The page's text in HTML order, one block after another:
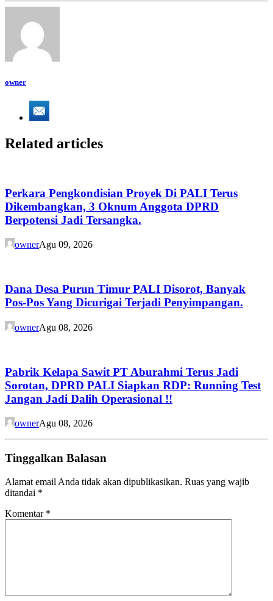
owner
Related articles
Perkara Pengkondisian Proyek Di PALI Terus
Dikembangkan, 3 Oknum Anggota DPRD
Berpotensi Jadi Tersangka.
ownerAgu 09, 2026
Dana Desa Purun Timur PALI Disorot, Banyak
Pos-Pos Yang Dicurigai Terjadi Penyimpangan.
ownerAgu 08, 2026
Pabrik Kelapa Sawit PT Aburahmi Terus Jadi
Sorotan, DPRD PALI Siapkan RDP: Running Test
Jangan Jadi Dalih Operasional !!
ownerAgu 08, 2026
Tinggalkan Balasan
Alamat email Anda tidak akan dipublikasikan. Ruas yang wajib
ditandai *
Komentar *